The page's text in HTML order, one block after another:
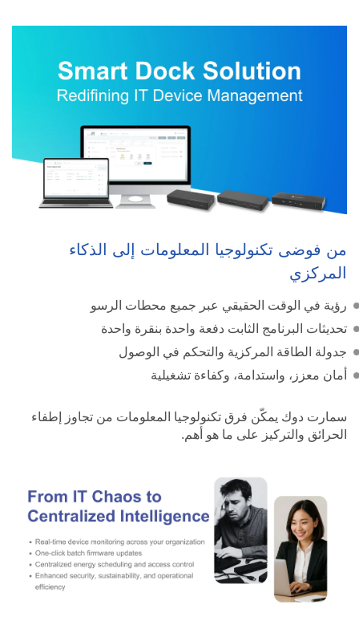
من فوضى تكنولوجيا المعلومات إلى الذكاء
المركزي
رؤية في الوقت الحقيقي عبر جميع محطات الرسو
تحديثات البرنامج الثابت دفعة واحدة بنقرة واحدة
جدولة الطاقة المركزية والتحكم في الوصول
أمان معزز، واستدامة، وكفاءة تشغيلية
سمارت دوك يمكّن فرق تكنولوجيا المعلومات من تجاوز إطفاء
الحرائق والتركيز على ما هو أهم.